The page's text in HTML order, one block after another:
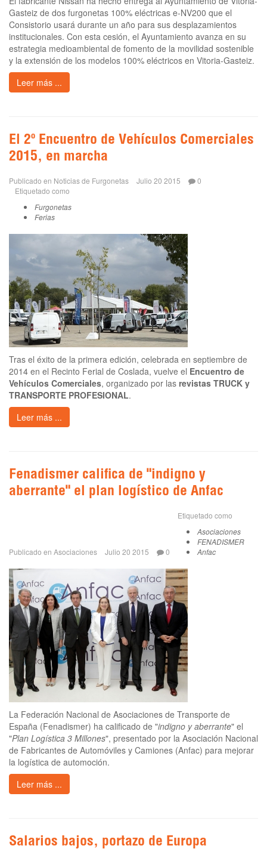
Gasteiz de dos furgonetas 100% eléctricas e-NV200 que el
Consistorio usará durante un año para sus desplazamientos
institucionales. Con esta cesión, el Ayuntamiento avanza en su
estrategia medioambiental de fomento de la movilidad sostenible
y la extensión de los modelos 100% eléctricos en Vitoria-Gasteiz.
Leer más ...
El 2º Encuentro de Vehículos Comerciales
2015, en marcha
Publicado en Noticias de Furgonetas Julio 20 2015
0
Etiquetado como
Furgonetas
Ferias
Tras el éxito de la primera edición, celebrada en septiembre de
2014 en el Recinto Ferial de Coslada, vuelve el Encuentro de
Vehículos Comerciales, organizado por las revistas TRUCK y
TRANSPORTE PROFESIONAL.
Leer más ...
Fenadismer califica de "indigno y
aberrante" el plan logístico de Anfac
Publicado en Asociaciones Julio 20 2015 0
Etiquetado como
Asociaciones
FENADISMER
Anfac
La Federación Nacional de Asociaciones de Transporte de
España (Fenadismer) ha calificado de "indigno y aberrante" el
"Plan Logística 3 Millones", presentado por la Asociación Nacional
de Fabricantes de Automóviles y Camiones (Anfac) para mejorar
la logística de automoción.
Leer más ...
Salarios bajos, portazo de Europa